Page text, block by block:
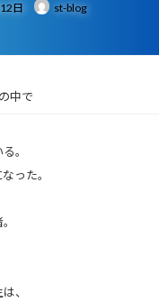
日 st-blog
中で
。
った。
、